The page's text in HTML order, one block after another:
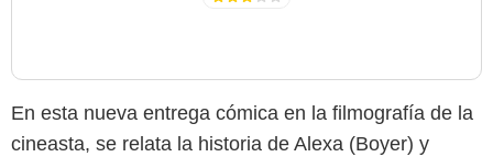
En esta nueva entrega cómica en la filmografía de la
cineasta, se relata la historia de Alexa (Boyer) y